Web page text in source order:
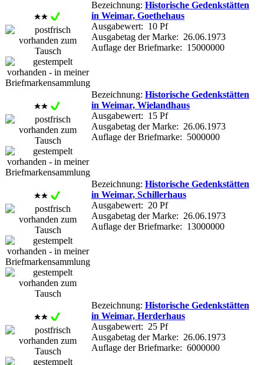
Bezeichnung: Historische Gedenkstätten
in Weimar, Goethehaus
Ausgabewert: 10 Pf
Ausgabetag der Marke: 26.06.1973
Auflage der Briefmarke: 15000000
Bezeichnung: Historische Gedenkstätten
in Weimar, Wielandhaus
Ausgabewert: 15 Pf
Ausgabetag der Marke: 26.06.1973
Auflage der Briefmarke: 5000000
Bezeichnung: Historische Gedenkstätten
in Weimar, Schillerhaus
Ausgabewert: 20 Pf
Ausgabetag der Marke: 26.06.1973
Auflage der Briefmarke: 13000000
Bezeichnung: Historische Gedenkstätten
in Weimar, Herderhaus
Ausgabewert: 25 Pf
Ausgabetag der Marke: 26.06.1973
Auflage der Briefmarke: 6000000